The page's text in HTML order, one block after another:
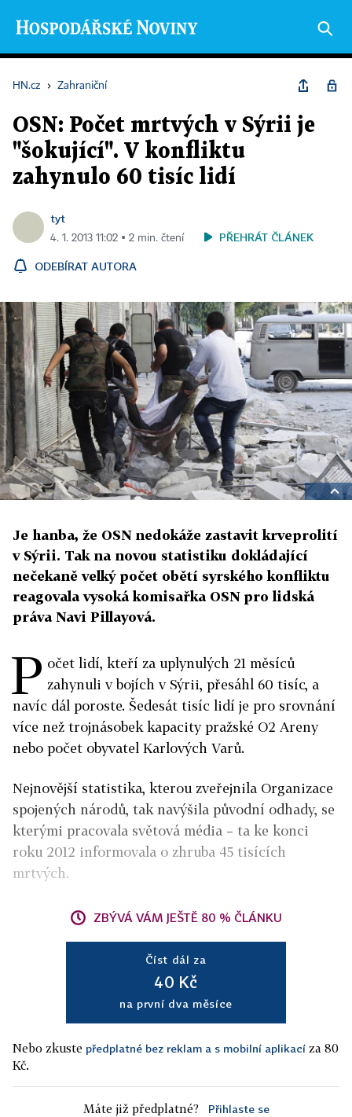
HN.cz › Zahraniční
OSN: Počet mrtvých v Sýrii je
"šokující". V konfliktu
zahynulo 60 tisíc lidí
tyt
4. 1. 2013 11:02 ▪ 2 min. čtení PŘEHRÁT ČLÁNEK
ODEBÍRAT AUTORA
Je hanba, že OSN nedokáže zastavit krveprolití
v Sýrii. Tak na novou statistiku dokládající
nečekaně velký počet obětí syrského konfliktu
reagovala vysoká komisařka OSN pro lidská
práva Navi Pillayová.
P očet lidí, kteří za uplynulých 21 měsíců
zahynuli v bojích v Sýrii, přesáhl 60 tisíc, a
navíc dál poroste. Šedesát tisíc lidí je pro srovnání
více než trojnásobek kapacity pražské O2 Areny
nebo počet obyvatel Karlových Varů.
Nejnovější statistika, kterou zveřejnila Organizace
spojených národů, tak navýšila původní odhady, se
kterými pracovala světová média – ta ke konci
roku 2012 informovala o zhruba 45 tisících
mrtvých.
ZBÝVÁ VÁM JEŠTĚ 80 % ČLÁNKU
Číst dál za
40 Kč
na první dva měsíce
Nebo zkuste předplatné bez reklam a s mobilní aplikací za 80
Kč.
Máte již předplatné? Přihlaste se